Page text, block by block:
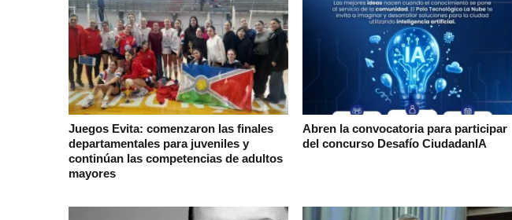
Juegos Evita: comenzaron las finales
departamentales para juveniles y
continúan las competencias de adultos
mayores
Abren la convocatoria para participar
del concurso Desafío CiudadanIA